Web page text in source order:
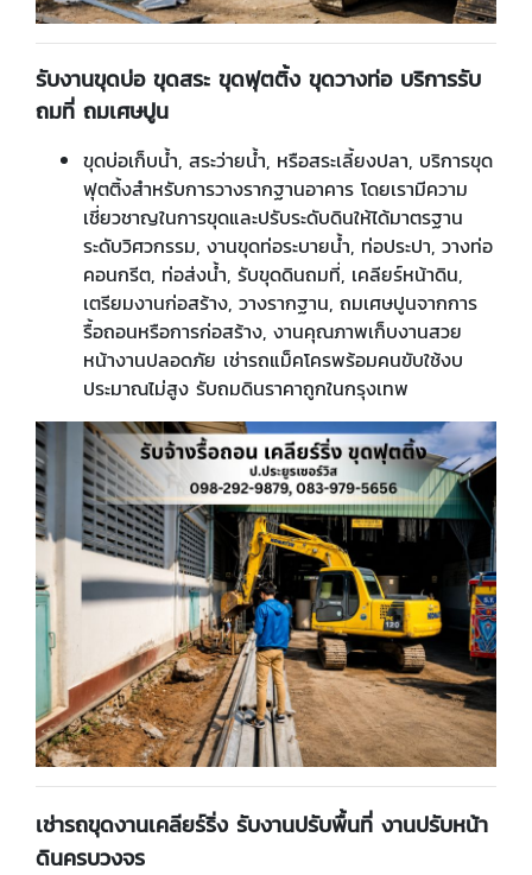
รับงานขุดบ่อ ขุดสระ ขุดฟุตติ้ง ขุดวางท่อ บริการรับ
ถมที่ ถมเศษปูน
ขุดบ่อเก็บน้ำ, สระว่ายน้ำ, หรือสระเลี้ยงปลา, บริการขุด
ฟุตติ้งสำหรับการวางรากฐานอาคาร โดยเรามีความ
เชี่ยวชาญในการขุดและปรับระดับดินให้ได้มาตรฐาน
ระดับวิศวกรรม, งานขุดท่อระบายน้ำ, ท่อประปา, วางท่อ
คอนกรีต, ท่อส่งน้ำ, รับขุดดินถมที่, เคลียร์หน้าดิน,
เตรียมงานก่อสร้าง, วางรากฐาน, ถมเศษปูนจากการ
รื้อถอนหรือการก่อสร้าง, งานคุณภาพเก็บงานสวย
หน้างานปลอดภัย เช่ารถแม็คโครพร้อมคนขับใช้งบ
ประมาณไม่สูง รับถมดินราคาถูกในกรุงเทพ
เช่ารถขุดงานเคลียร์ริ่ง รับงานปรับพื้นที่ งานปรับหน้า
ดินครบวงจร